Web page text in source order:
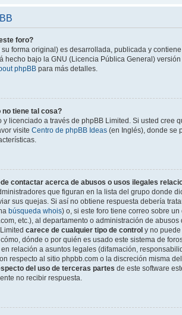
foro?
forma original) es desarrollada, publicada y
hecho bajo la GNU (Licencia Pública General)
phpBB para más detalles.
no tiene tal cosa?
y licenciado a través de phpBB Limited. Si usted cree
visite Centro de phpBB Ideas (en Inglés), donde se
contactar acerca de abusos o usos ilegales
que figuran en la lista del grupo donde
sus quejas. Si así no obtiene respuesta debería
búsqueda whois) o, si este foro tiene correo sobre
etc.), al departamento o administración de
carece de cualquier tipo de control y no
dónde o por quién es usado este sistema de
relación a asuntos legales (difamación,
respecto al sitio phpbb.com o la discreción misma
del uso de terceras partes de este software
no recibir respuesta.